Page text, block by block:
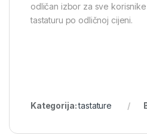
odličan izbor za sve
tastaturu po odličnoj cijeni.
Kategorija:tastature